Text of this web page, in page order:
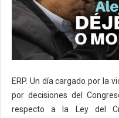
ERP. Un día cargado por la
por decisiones del
respecto a la Ley del